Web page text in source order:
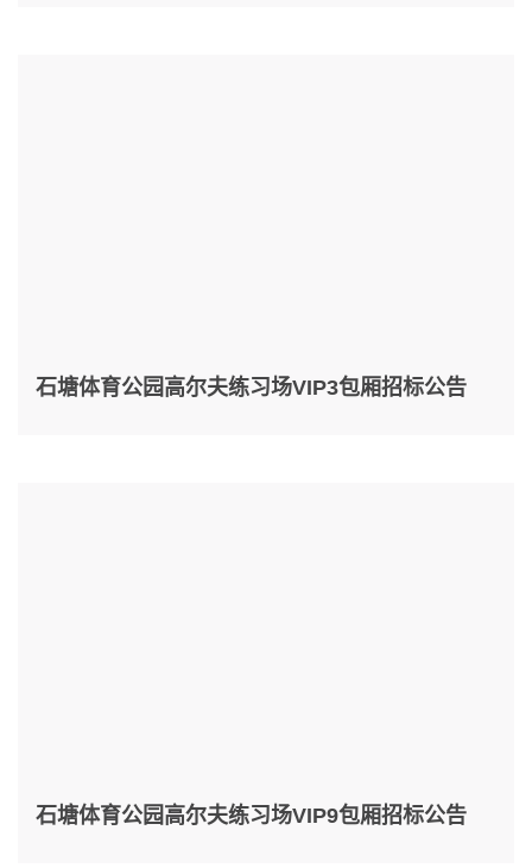
石塘体育公园高尔夫练习场VIP3包厢招标公告
石塘体育公园高尔夫练习场VIP9包厢招标公告